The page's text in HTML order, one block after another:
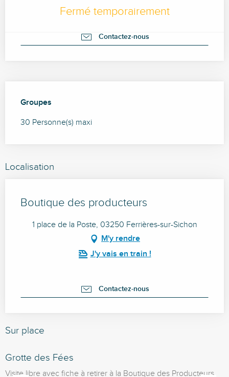
Fermé temporairement
Contactez-nous
Groupes
Groupes
30 Personne(s) maxi
Localisation
Boutique des producteurs
1 place de la Poste, 03250 Ferrières-sur-Sichon
M'y rendre
J'y vais en train !
Contactez-nous
Sur place
Grotte des Fées
Visite libre avec fiche à retirer à la Boutique des Producteurs.